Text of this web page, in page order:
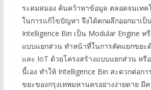
ระดมสมอง ค้นคว้าหาข้อมูล ตลอดจนเทค
ในการแก้ไขปัญหา จึงได้ตกผลึกออกมาเป็
Intelligence Bin เป็น Modular Engine ห
แบบแยกส่วน ทำหน้าที่ในการคัดแยกขยะ
และ IoT ด้วยโครงสร้างแบบแยกส่วน หรื
นี้เอง ทำให้ Intelligence Bin สะดวกต่อก
ขยะของกรุงเทพมหานครอย่างง่ายดาย มี